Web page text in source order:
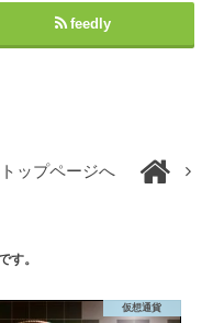
feedly
トップページへ
す。
仮想通貨